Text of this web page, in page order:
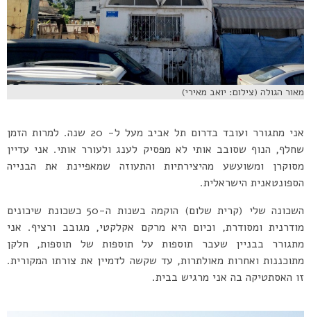
מאור הגולה (צילום: יואב מאירי)
אני מתגורר ועובד בדרום תל אביב מעל ל- 20 שנה. למרות הזמן
שחלף, הנוף שסובב אותי לא מפסיק לענג ולעורר אותי. אני עדיין
מסוקרן ומשועשע מהיצירתיות והתעוזה שמאפיינת את הבנייה
הספונטאנית הישראלית.
השכונה שלי (קרית שלום) הוקמה בשנות ה-50 כשכונת שיכונים
מודרנית ומסודרת, וכיום היא מרקם אקלקטי, מגובב ורציף. אני
מתגורר בבניין שעבר תוספות על תוספות של תוספות, חלקן
מתוכננות ואחרות מאולתרות, עד שקשה לדמיין את צורתו המקורית.
זו האסתטיקה בה אני מרגיש בבית.